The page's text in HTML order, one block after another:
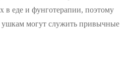
в еде и фунготерапии, поэтому
ушкам могут служить привычные